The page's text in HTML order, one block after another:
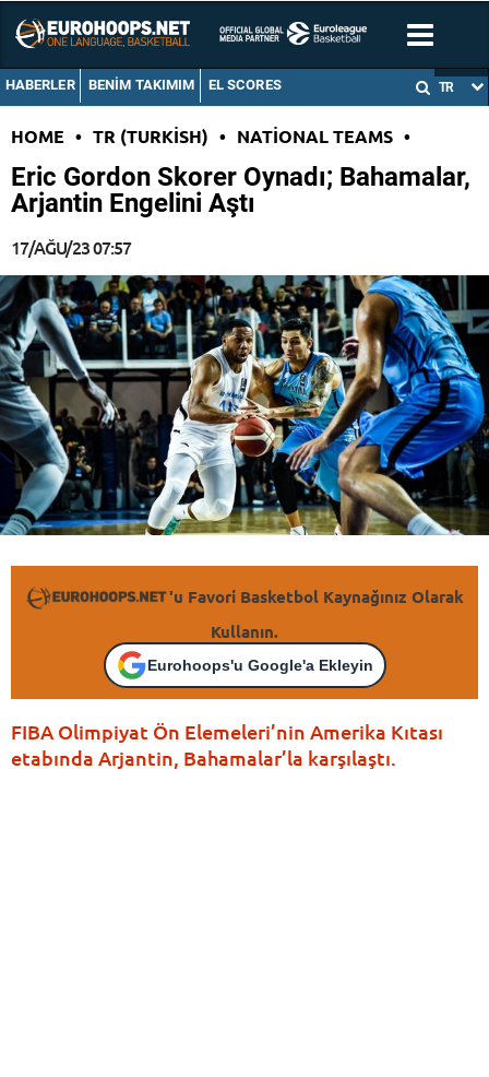
HABERLER BENIM TAKIMIM EL SCORES TR
HOME • TR (TURKISH) • NATIONAL TEAMS •
Eric Gordon Skorer Oynadı; Bahamalar,
Arjantin Engelini Aştı
17/AĞU/23 07:57
'u Favori Basketbol Kaynağınız Olarak
Kullanın.
Eurohoops'u Google'a Ekleyin
FIBA Olimpiyat Ön Elemeleri’nin Amerika Kıtası
etabında Arjantin, Bahamalar’la karşılaştı.